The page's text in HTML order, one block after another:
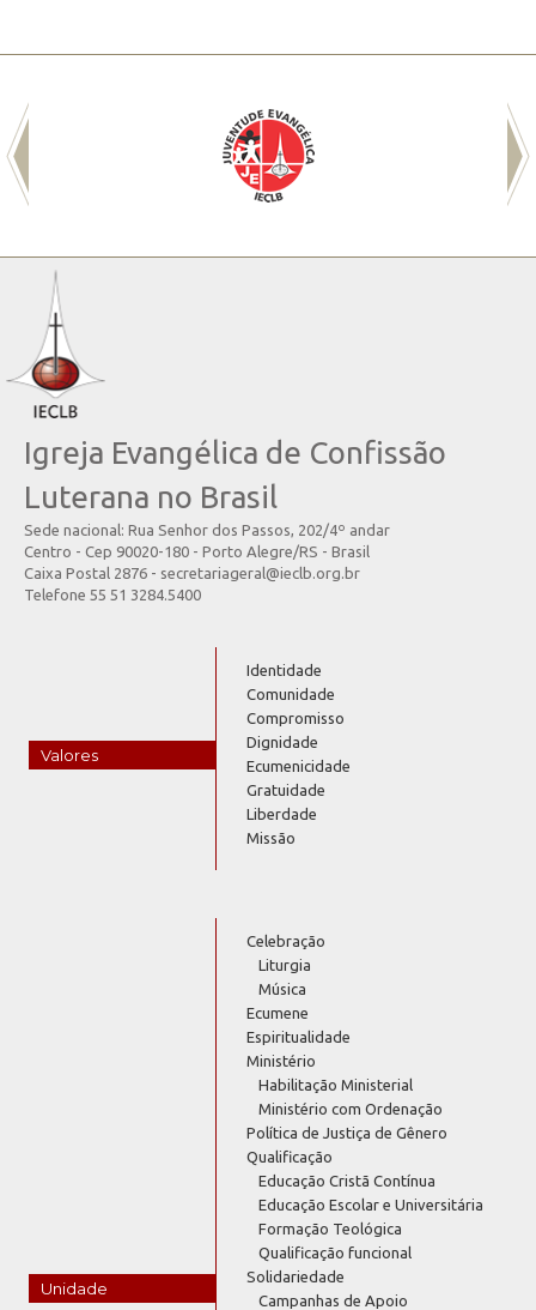
Igreja Evangélica de Confissão
Luterana no Brasil
Sede nacional: Rua Senhor dos Passos, 202/4º andar
Centro - Cep 90020-180 - Porto Alegre/RS - Brasil
Caixa Postal 2876 - secretariageral@ieclb.org.br
Telefone 55 51 3284.5400
Valores
Identidade
Comunidade
Compromisso
Dignidade
Ecumenicidade
Gratuidade
Liberdade
Missão
Unidade
Celebração
Liturgia
Música
Ecumene
Espiritualidade
Ministério
Habilitação Ministerial
Ministério com Ordenação
Política de Justiça de Gênero
Qualificação
Educação Cristã Contínua
Educação Escolar e Universitária
Formação Teológica
Qualificação funcional
Solidariedade
Campanhas de Apoio